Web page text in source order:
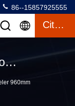
86--15857925555
Citazione
Keywords [ electric scooter 2 wheeler 960mm ] Match 1 prodotti
960mm